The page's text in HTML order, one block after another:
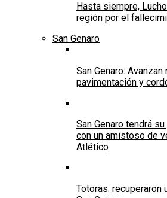
Hasta siempre,
región por el
San Genaro
San Genaro:
pavimentación y
San Genaro tendrá
con un amistoso de
Atlético
Totoras: recuperaron